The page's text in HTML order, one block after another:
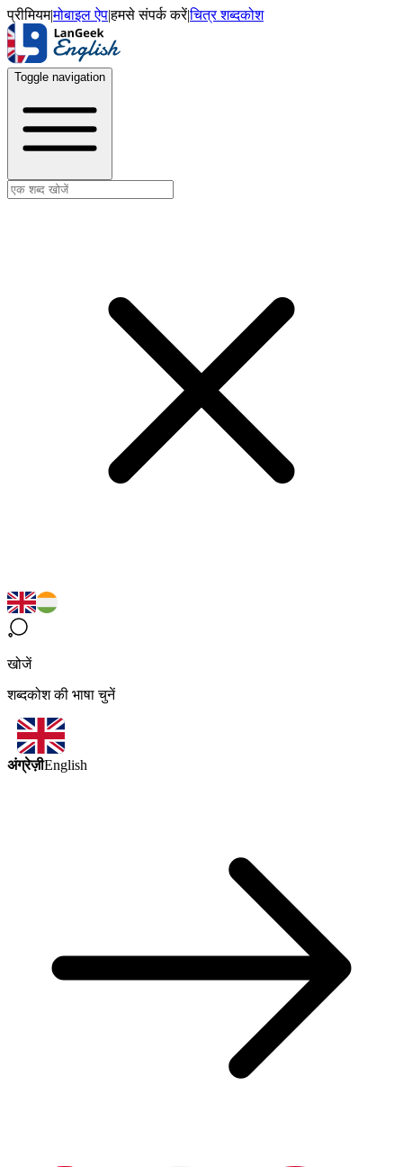
प्रीमियम|मोबाइल ऐप|हमसे संपर्क करें|चित्र शब्दकोश
Toggle navigation
खोजें
शब्दकोश की भाषा चुनें
अंग्रेज़ीEnglish